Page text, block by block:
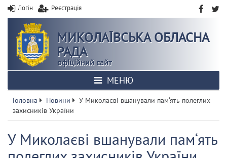
Логін Реєстрація
МИКОЛАЇВСЬКА ОБЛАСНА
РАДА
офіційний сайт
МЕНЮ
Головна Новини
У Миколаєві вшанували пам‘ять полеглих
захисників України
У Миколаєві вшанували пам‘ять